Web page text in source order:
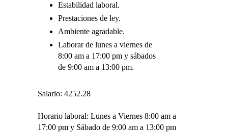
Estabilidad laboral.
Prestaciones de ley.
Ambiente agradable.
Laborar de lunes a viernes de
8:00 am a 17:00 pm y sábados
de 9:00 am a 13:00 pm.
Salario: 4252.28
Horario laboral: Lunes a Viernes 8:00 am a
17:00 pm y Sábado de 9:00 am a 13:00 pm